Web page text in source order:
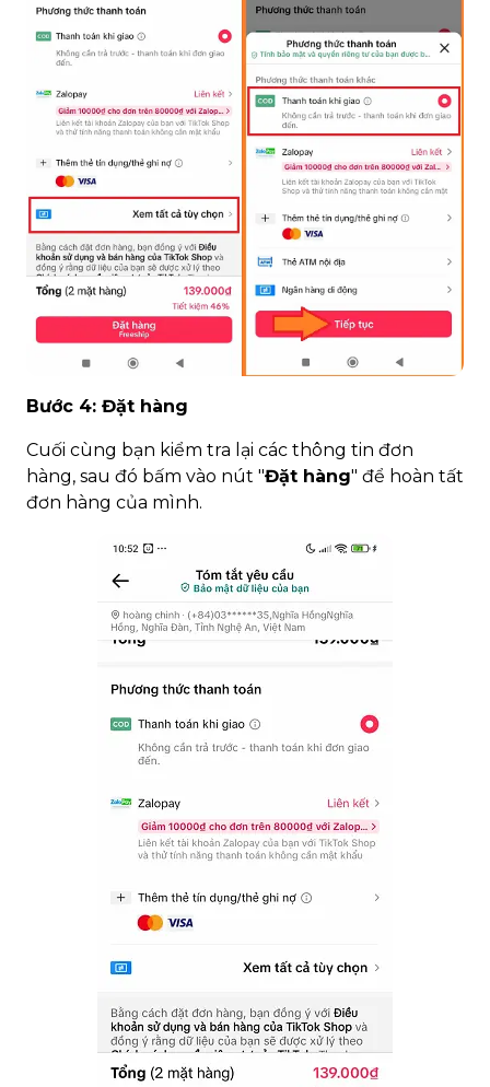
Bước 4: Đặt hàng
Cuối cùng bạn kiểm tra lại các thông tin đơn
hàng, sau đó bấm vào nút "Đặt hàng" để hoàn tất
đơn hàng của mình.